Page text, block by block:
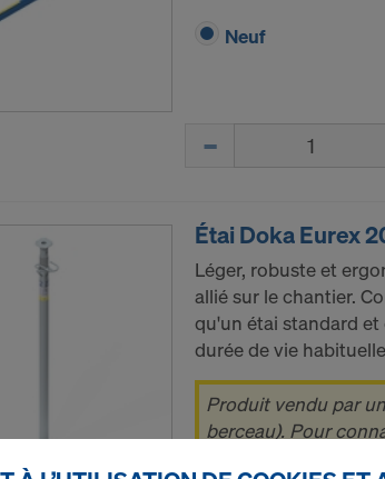
Neuf
Étai Doka Eurex
Léger, robuste et
allié sur le chantier.
qu'un étai standard et
durée de vie
Produit vendu par
berceau). Pour
cliquez sur l’article